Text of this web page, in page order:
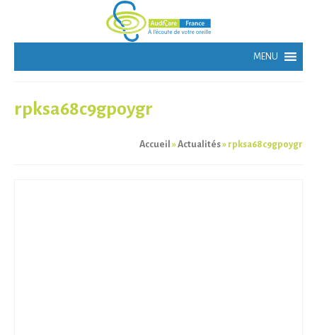
rpksa68c9gpoygr
Accueil »Actualités» rpksa68c9gpoygr